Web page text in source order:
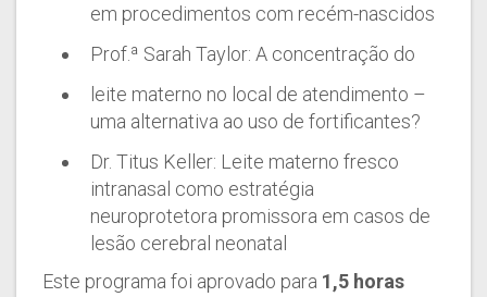
em procedimentos com recém-nascidos
Prof.ª Sarah Taylor: A concentração do
leite materno no local de atendimento –
uma alternativa ao uso de fortificantes?
Dr. Titus Keller: Leite materno fresco
intranasal como estratégia
neuroprotetora promissora em casos de
lesão cerebral neonatal
Este programa foi aprovado para 1,5 horas